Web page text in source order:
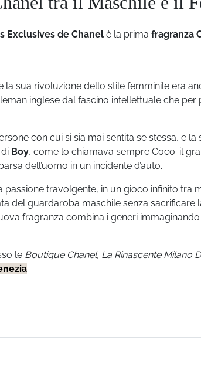
Exclusives de Chanel è la prima fragranza
la sua rivoluzione dello stile femminile era
inglese dal fascino intellettuale che
con cui si sia mai sentita se stessa, e la
Boy, come lo chiamava sempre Coco: il
dell’uomo in un incidente d’auto.
passione travolgente, in un gioco infinito tra
del guardaroba maschile senza sacrificare
fragranza combina i generi
le Boutique Chanel, La Rinascente Milano
.